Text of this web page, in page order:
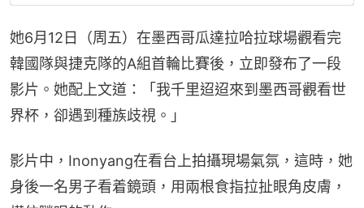
她6月12日（周五）在墨西哥瓜達拉哈拉球場觀看完
韓國隊與捷克隊的A組首輪比賽後，立即發布了一段
影片。她配上文道：「我千里迢迢來到墨西哥觀看世
界杯，卻遇到種族歧視。」
影片中，Inonyang在看台上拍攝現場氣氛，這時，她
身後一名男子看着鏡頭，用兩根食指拉扯眼角皮膚，